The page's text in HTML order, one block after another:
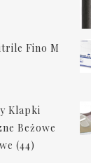
Fino M
Klapki
Beżowe
(44)